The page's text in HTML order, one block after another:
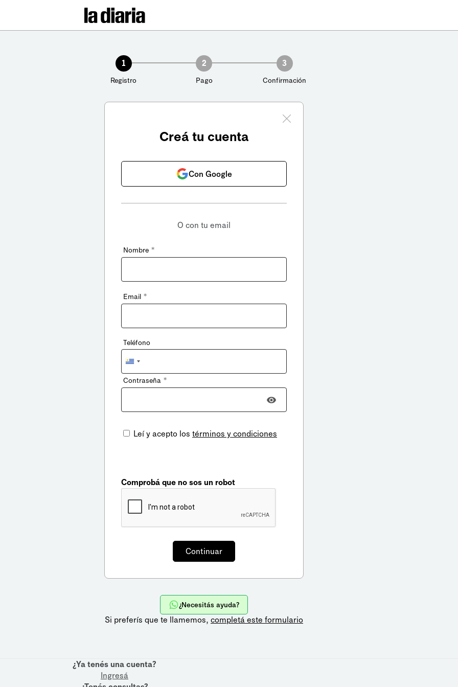
1
Registro
2
Pago
3
Confirmación
Creá tu cuenta
Con Google
O con tu email
Nombre *
Email *
Teléfono
Uruguay
+598
Contraseña *
Leí y acepto los términos y condiciones
Comprobá que no sos un robot
¿Necesitás ayuda?
Si preferís que te llamemos, completá este formulario
¿Ya tenés una cuenta?
Ingresá